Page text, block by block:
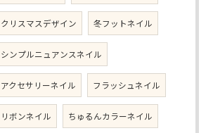
クリスマスデザイン 冬フットネイル
シンプルニュアンスネイル
アクセサリーネイル フラッシュネイル
リボンネイル ちゅるんカラーネイル